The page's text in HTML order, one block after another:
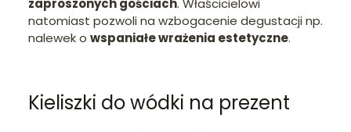
zaproszonych gościach. Właścicielowi
natomiast pozwoli na wzbogacenie degustacji np.
nalewek o wspaniałe wrażenia estetyczne.
Kieliszki do wódki na prezent